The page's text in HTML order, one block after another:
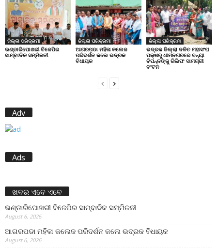
ଜିଲ୍ଲା ପରିକ୍ରମା
ଭଣ୍ଡାରିପୋଖରୀ ବିଜେପିର
ସାମ୍ବାଦିକ ସମ୍ମିଳନୀ
ଜିଲ୍ଲା ପରିକ୍ରମା
ଆଗରପଡା ମହିଳା କଲେଜ
ପରିଦର୍ଶନ କଲେ ଭଦ୍ରକ
ବିଧାୟକ
ଜିଲ୍ଲା ପରିକ୍ରମା
ଭଦ୍ରକ ଜିଲ୍ଲା ଦଳିତ ମହାସଂଘ
ପକ୍ଷରୁ ଧାମନଗରରେ ବନ୍ୟା
ବିପନ୍ନଙ୍କୁ ରିଲିଫ ସାମଗ୍ରୀ
ବଂଟନ
Adv
Ads
ଖବର ଏବେ ଏବେ
ଭଣ୍ଡାରିପୋଖରୀ ବିଜେପିର ସାମ୍ବାଦିକ ସମ୍ମିଳନୀ
August 6, 2026
ଆଗରପଡା ମହିଳା କଲେଜ ପରିଦର୍ଶନ କଲେ ଭଦ୍ରକ ବିଧାୟକ
August 6, 2026